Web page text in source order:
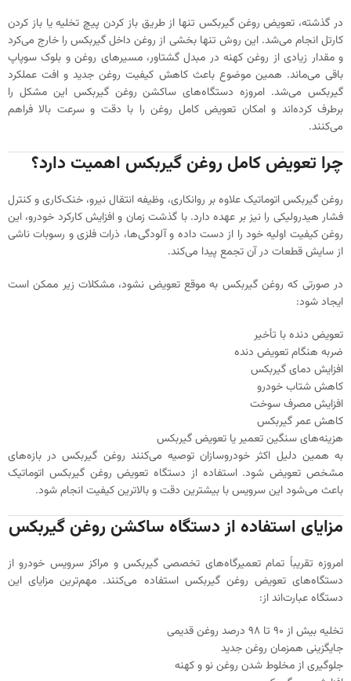
در گذشته، تعویض روغن گیربکس تنها از طریق باز کردن پیچ تخلیه یا باز کردن
کارتل انجام می‌شد. این روش تنها بخشی از روغن داخل گیربکس را خارج می‌کرد
و مقدار زیادی از روغن کهنه در مبدل گشتاور، مسیرهای روغن و بلوک سوپاپ
باقی می‌ماند. همین موضوع باعث کاهش کیفیت روغن جدید و افت عملکرد
گیربکس می‌شد. امروزه دستگاه‌های ساکشن روغن گیربکس این مشکل را
برطرف کرده‌اند و امکان تعویض کامل روغن را با دقت و سرعت بالا فراهم
می‌کنند.
چرا تعویض کامل روغن گیربکس اهمیت دارد؟
روغن گیربکس اتوماتیک علاوه بر روانکاری، وظیفه انتقال نیرو، خنک‌کاری و کنترل
فشار هیدرولیکی را نیز بر عهده دارد. با گذشت زمان و افزایش کارکرد خودرو، این
روغن کیفیت اولیه خود را از دست داده و آلودگی‌ها، ذرات فلزی و رسوبات ناشی
از سایش قطعات در آن تجمع پیدا می‌کند.
در صورتی که روغن گیربکس به موقع تعویض نشود، مشکلات زیر ممکن است
ایجاد شود:
تعویض دنده با تأخیر
ضربه هنگام تعویض دنده
افزایش دمای گیربکس
کاهش شتاب خودرو
افزایش مصرف سوخت
کاهش عمر گیربکس
هزینه‌های سنگین تعمیر یا تعویض گیربکس
به همین دلیل اکثر خودروسازان توصیه می‌کنند روغن گیربکس در بازه‌های
مشخص تعویض شود. استفاده از دستگاه تعویض روغن گیربکس اتوماتیک
باعث می‌شود این سرویس با بیشترین دقت و بالاترین کیفیت انجام شود.
مزایای استفاده از دستگاه ساکشن روغن گیربکس
امروزه تقریباً تمام تعمیرگاه‌های تخصصی گیربکس و مراکز سرویس خودرو از
دستگاه‌های تعویض روغن گیربکس استفاده می‌کنند. مهم‌ترین مزایای این
دستگاه عبارت‌اند از:
تخلیه بیش از ۹۰ تا ۹۸ درصد روغن قدیمی
جایگزینی همزمان روغن جدید
جلوگیری از مخلوط شدن روغن نو و کهنه